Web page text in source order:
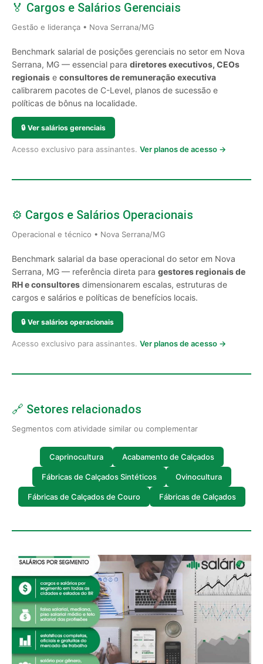
🏅 Cargos e Salários Gerenciais
Gestão e liderança • Nova Serrana/MG
Benchmark salarial de posições gerenciais no setor em Nova
Serrana, MG — essencial para diretores executivos, CEOs
regionais e consultores de remuneração executiva
calibrarem pacotes de C-Level, planos de sucessão e
políticas de bônus na localidade.
🔒 Ver salários gerenciais
Acesso exclusivo para assinantes. Ver planos de acesso →
⚙️ Cargos e Salários Operacionais
Operacional e técnico • Nova Serrana/MG
Benchmark salarial da base operacional do setor em Nova
Serrana, MG — referência direta para gestores regionais de
RH e consultores dimensionarem escalas, estruturas de
cargos e salários e políticas de benefícios locais.
🔒 Ver salários operacionais
Acesso exclusivo para assinantes. Ver planos de acesso →
🔗 Setores relacionados
Segmentos com atividade similar ou complementar
Caprinocultura Acabamento de Calçados
Fábricas de Calçados Sintéticos Ovinocultura
Fábricas de Calçados de Couro Fábricas de Calçados